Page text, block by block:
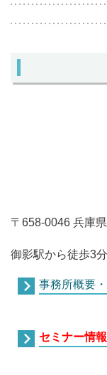
〒658-0046 兵庫
御影駅から徒歩3分
事務所概要
セミナー情報